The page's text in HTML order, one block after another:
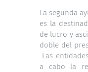
La segunda
es la
de lucro y
doble del
Las
a cabo la